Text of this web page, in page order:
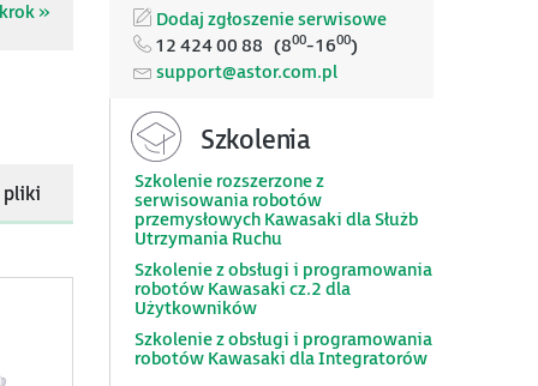
»
pliki
Dodaj zgłoszenie serwisowe
12 424 00 88 (800-1600)
support@astor.com.pl
Szkolenia
Szkolenie rozszerzone z
serwisowania robotów
przemysłowych Kawasaki dla Służb
Utrzymania Ruchu
Szkolenie z obsługi i programowania
robotów Kawasaki cz.2 dla
Użytkowników
Szkolenie z obsługi i programowania
robotów Kawasaki dla Integratorów